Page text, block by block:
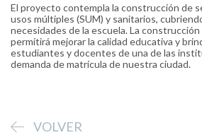
El proyecto contempla la construcción de
usos múltiples (SUM) y sanitarios,
necesidades de la escuela. La
permitirá mejorar la calidad educativa y
estudiantes y docentes de una de las
demanda de matrícula de nuestra ciudad.
VOLVER